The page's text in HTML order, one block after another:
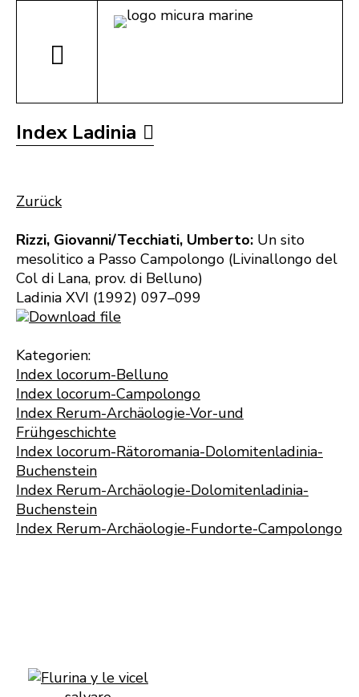
Index Ladinia
Zurück
Rizzi, Giovanni/Tecchiati, Umberto: Un sito
mesolitico a Passo Campolongo (Livinallongo del
Col di Lana, prov. di Belluno)
Ladinia XVI (1992) 097–099
Download file
Kategorien:
Index locorum-Belluno
Index locorum-Campolongo
Index Rerum-Archäologie-Vor-und
Frühgeschichte
Index locorum-Rätoromania-Dolomitenladinia-
Buchenstein
Index Rerum-Archäologie-Dolomitenladinia-
Buchenstein
Index Rerum-Archäologie-Fundorte-Campolongo